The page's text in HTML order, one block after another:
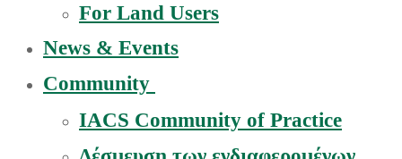
For Land Users
News & Events
Community
IACS Community of Practice